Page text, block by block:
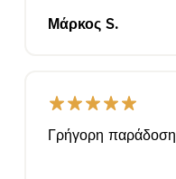
Μάρκος S.
Γρήγορη παράδοση